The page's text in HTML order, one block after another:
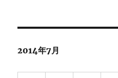
ー
2014年7月